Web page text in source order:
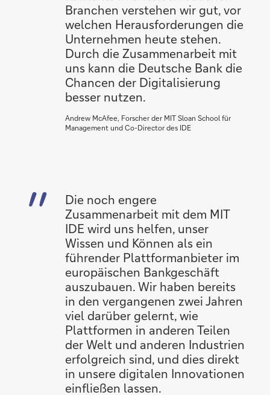
Branchen verstehen wir gut, vor
welchen Herausforderungen die
Unternehmen heute stehen.
Durch die Zusammenarbeit mit
uns kann die Deutsche Bank die
Chancen der Digitalisierung
besser nutzen.
Andrew McAfee, Forscher der MIT Sloan School für
Management und Co-Director des IDE
Die noch engere
Zusammenarbeit mit dem MIT
IDE wird uns helfen, unser
Wissen und Können als ein
führender Plattformanbieter im
europäischen Bankgeschäft
auszubauen. Wir haben bereits
in den vergangenen zwei Jahren
viel darüber gelernt, wie
Plattformen in anderen Teilen
der Welt und anderen Industrien
erfolgreich sind, und dies direkt
in unsere digitalen Innovationen
einfließen lassen.